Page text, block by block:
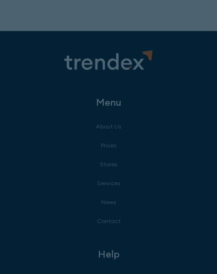
Menu
About Us
Prices
Stores
Services
News
Contact
Help